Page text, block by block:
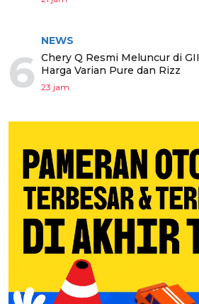
6
NEWS
Chery Q Resmi Meluncur di
Harga Varian Pure dan Rizz
23 jam